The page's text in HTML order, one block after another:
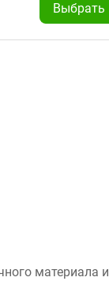
Выбрать
материала